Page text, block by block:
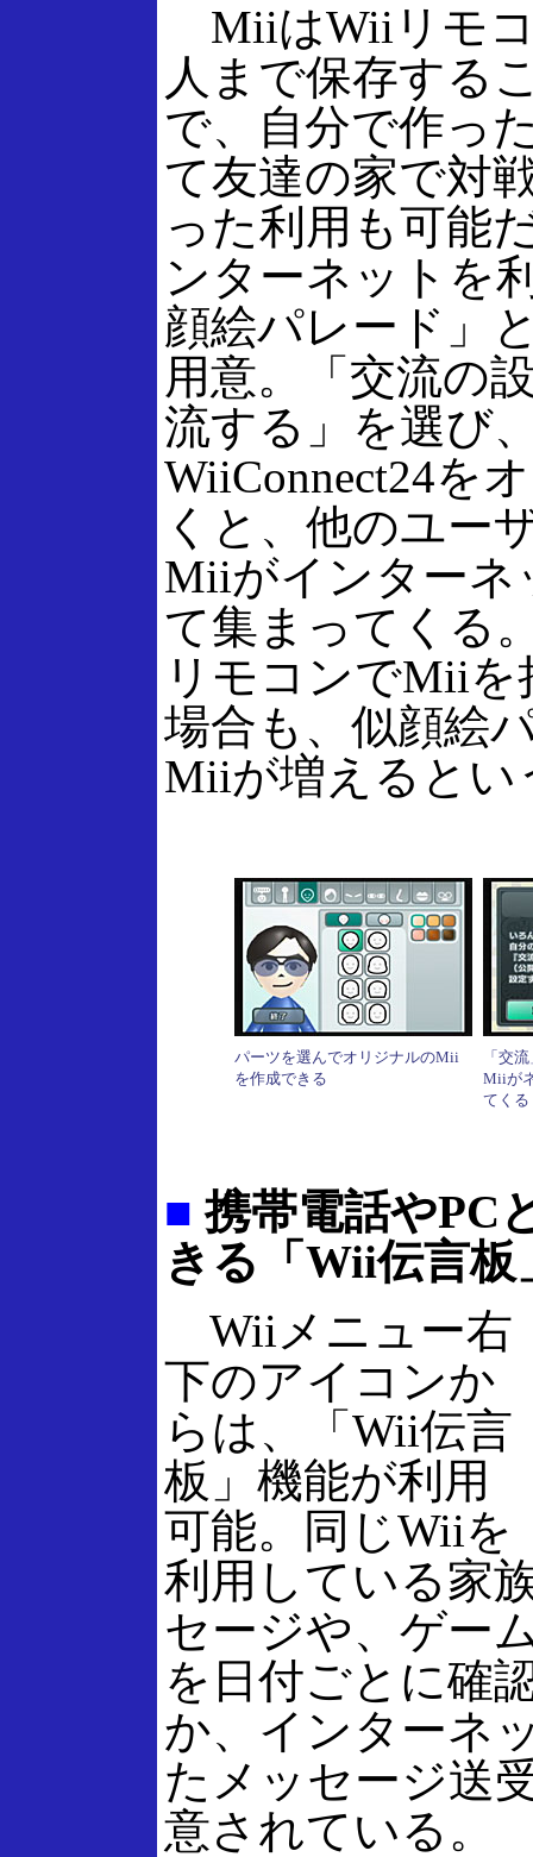
MiiはWiiリモ
人まで保存する
で、自分で作っ
て友達の家で対
った利用も可能
ンターネットを
顔絵パレード」
用意。「交流の
流する」を選び
WiiConnect24を
くと、他のユー
Miiがインターネ
て集まってくる
リモコンでMiiを
場合も、似顔絵
Miiが増えるとい
パーツを選んでオリジナルのMii
を作成できる
「交
Miiが
てくる
■ 携帯電話やPC
きる「Wii伝言板
Wiiメニュー右
下のアイコンか
らは、「Wii伝言
板」機能が利用
可能。同じWiiを
利用している家
セージや、ゲー
を日付ごとに確
か、インターネ
たメッセージ送
意されている。